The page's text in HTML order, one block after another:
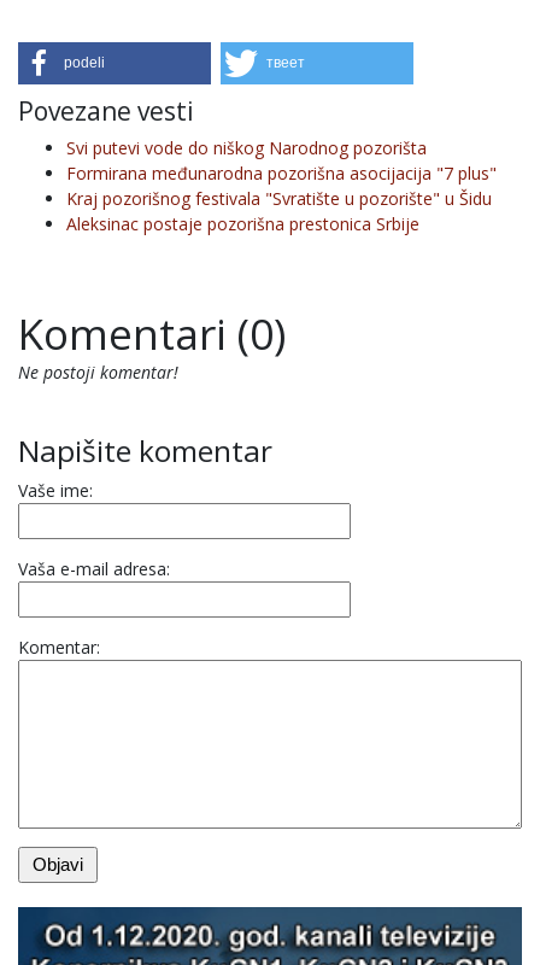
podeli твеет
Povezane vesti
Svi putevi vode do niškog Narodnog pozorišta
Formirana međunarodna pozorišna asocijacija "7 plus"
Kraj pozorišnog festivala "Svratište u pozorište" u Šidu
Aleksinac postaje pozorišna prestonica Srbije
Komentari (0)
Ne postoji komentar!
Napišite komentar
Vaše ime:
Vaša e-mail adresa:
Komentar: